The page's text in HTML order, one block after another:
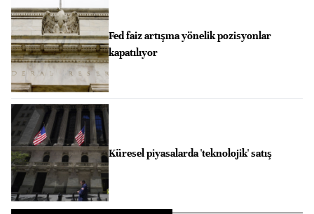
Fed faiz artışına yönelik pozisyonlar
kapatılıyor
Küresel piyasalarda 'teknolojik' satış